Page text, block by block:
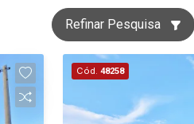
Refinar Pesquisa
Cód. 48258